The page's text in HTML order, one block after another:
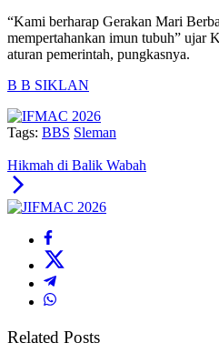
“Kami berharap Gerakan Mari
mempertahankan imun tubuh” ujar
aturan pemerintah, pungkasnya.
B B SIKLAN
Tags: BBS Sleman
Hikmah di Balik Wabah
Related Posts